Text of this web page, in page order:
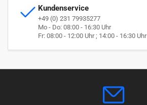
Kundenservice
+49 (0) 231 79935277
Mo - Do: 08:00 - 16:30 Uhr
Fr: 08:00 - 12:00 Uhr ; 14:00 - 16:30 Uhr